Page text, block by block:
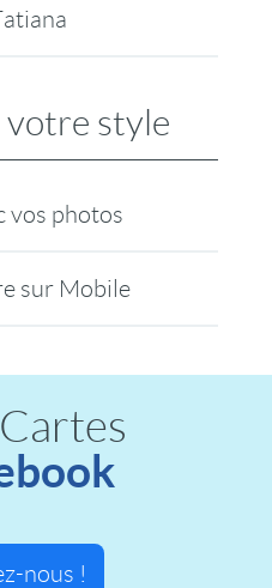
votre style
vos photos
sur Mobile
nous !